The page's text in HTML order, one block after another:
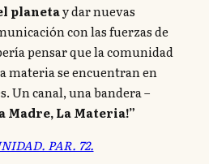
planetay dar nuevas
con las fuerzas de
pensar que la comunidad
materia se encuentran en
Un canal, una bandera –
Madre, La Materia!”
PAR. 72.